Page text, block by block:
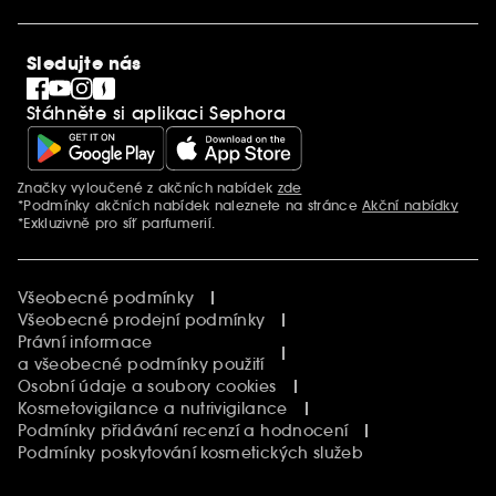
SEPHORiA
Blog Sephora
Singles´ Day
Black Friday
Cyber Monday
Vánoce
Sledujte nás
Stáhněte si aplikaci Sephora
Další informace
Značky vyloučené z akčních nabídek zde
*Podmínky akčních nabídek naleznete na stránceAkční nabídky
*Exkluzivně pro síť parfumerií.
Všeobecné podmínky
Všeobecné prodejní podmínky
Právní informace
a všeobecné podmínky použití
Osobní údaje a soubory cookies
Kosmetovigilance a nutrivigilance
Podmínky přidávání recenzí a hodnocení
Podmínky poskytování kosmetických služeb